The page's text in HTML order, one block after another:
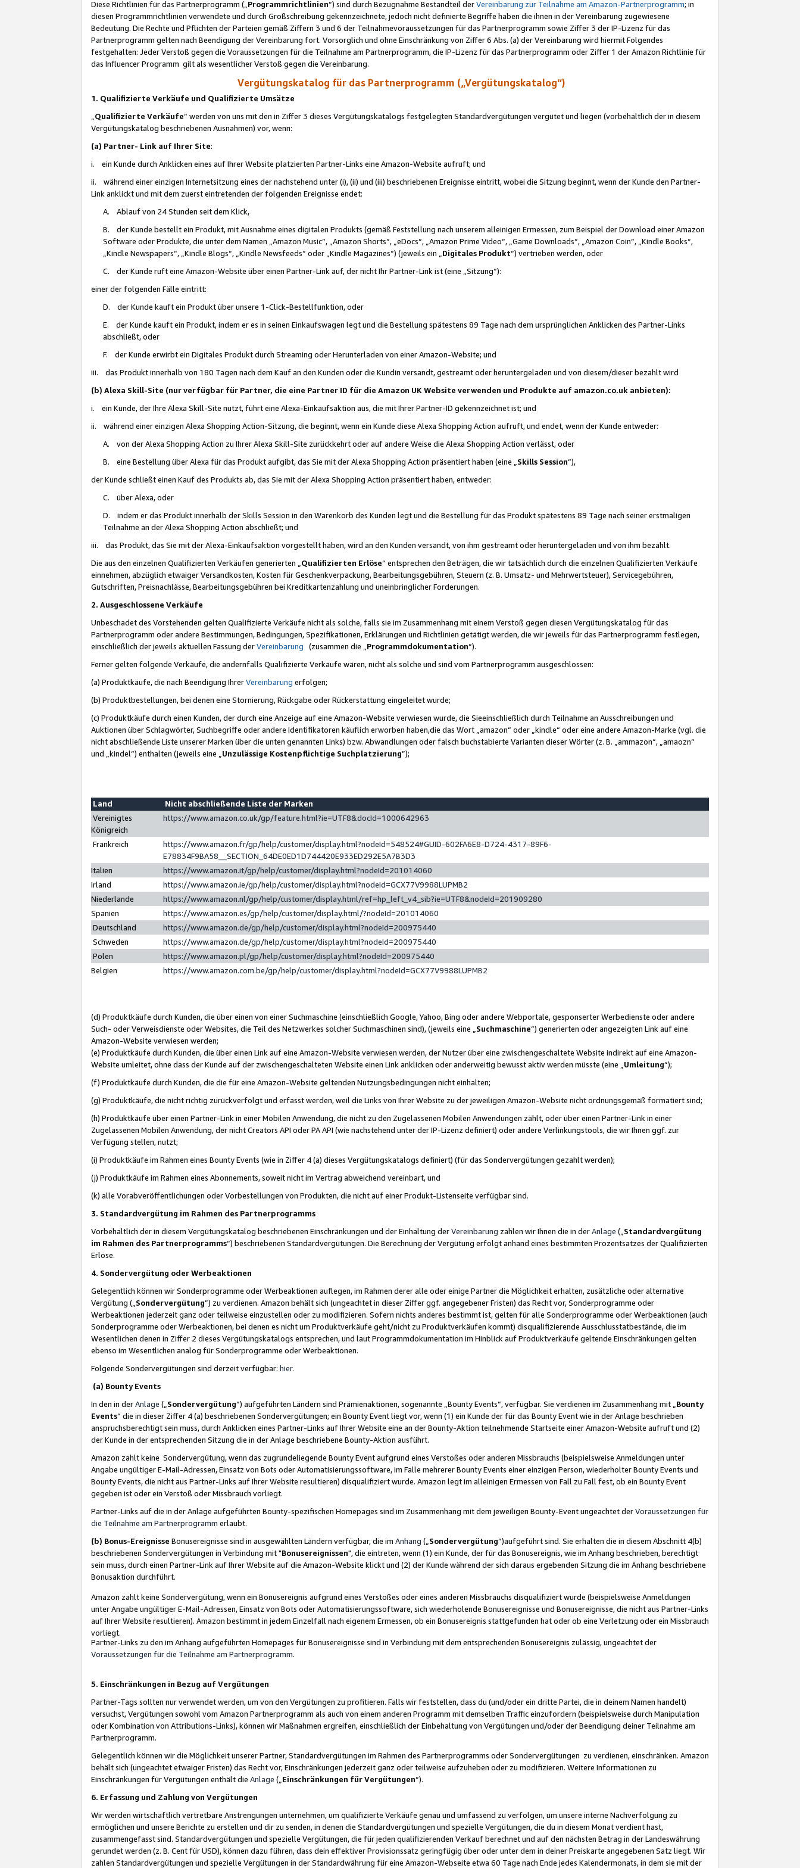
Diese Richtlinien für das Partnerprogramm („Programmrichtlinien“) sind durch Bezugnahme Bestandteil derVereinbarung zur Teilnahme am Amazon-Partnerprogramm; in
diesen Programmrichtlinien verwendete und durch Großschreibung gekennzeichnete, jedoch nicht definierte Begriffe haben die ihnen in der Vereinbarung zugewiesene
Bedeutung. Die Rechte und Pflichten der Parteien gemäß Ziffern 3 und 6 der Teilnahmevoraussetzungen für das Partnerprogramm sowie Ziffer 3 der IP-Lizenz für das
Partnerprogramm gelten nach Beendigung der Vereinbarung fort. Vorsorglich und ohne Einschränkung von Ziffer 6 Abs. (a) der Vereinbarung wird hiermit Folgendes
festgehalten: Jeder Verstoß gegen die Voraussetzungen für die Teilnahme am Partnerprogramm, die IP-Lizenz für das Partnerprogramm oder Ziffer 1 der Amazon Richtlinie für
das Influencer Programm gilt als wesentlicher Verstoß gegen die Vereinbarung.
Vergütungskatalog für das Partnerprogramm („Vergütungskatalog“)
1. Qualifizierte Verkäufe und Qualifizierte Umsätze
Qualifizierte Verkäufe“ werden von uns mit den in Ziffer 3 dieses Vergütungskatalogs festgelegten Standardvergütungen vergütet und liegen (vorbehaltlich der in diesem
Vergütungskatalog beschriebenen Ausnahmen) vor, wenn:
(a) Partner- Link auf Ihrer Site:
i. ein Kunde durch Anklicken eines auf Ihrer Website platzierten Partner-Links eine Amazon-Website aufruft; und
ii. während einer einzigen Internetsitzung eines der nachstehend unter (i), (ii) und (iii) beschriebenen Ereignisse eintritt, wobei die Sitzung beginnt, wenn der Kunde den Partner-
Link anklickt und mit dem zuerst eintretenden der folgenden Ereignisse endet:
A. Ablauf von 24 Stunden seit dem Klick,
B. der Kunde bestellt ein Produkt, mit Ausnahme eines digitalen Produkts (gemäß Feststellung nach unserem alleinigen Ermessen, zum Beispiel der Download einer Amazon
Software oder Produkte, die unter dem Namen „Amazon Music“, „Amazon Shorts“, „eDocs“, „Amazon Prime Video“, „Game Downloads“, „Amazon Coin“, „Kindle Books“,
„Kindle Newspapers“, „Kindle Blogs“, „Kindle Newsfeeds“ oder „Kindle Magazines“) (jeweils ein „ Digitales Produkt“) vertrieben werden, oder
C. der Kunde ruft eine Amazon-Website über einen Partner-Link auf, der nicht Ihr Partner-Link ist (eine „Sitzung“):
einer der folgenden Fälle eintritt:
D. der Kunde kauft ein Produkt über unsere 1-Click-Bestellfunktion, oder
E. der Kunde kauft ein Produkt, indem er es in seinen Einkaufswagen legt und die Bestellung spätestens 89 Tage nach dem ursprünglichen Anklicken des Partner-Links
abschließt, oder
F. der Kunde erwirbt ein Digitales Produkt durch Streaming oder Herunterladen von einer Amazon-Website; und
iii. das Produkt innerhalb von 180 Tagen nach dem Kauf an den Kunden oder die Kundin versandt, gestreamt oder heruntergeladen und von diesem/dieser bezahlt wird
(b) Alexa Skill-Site (nur verfügbar für Partner, die eine Partner ID für die Amazon UK Website verwenden und Produkte auf amazon.co.uk anbieten):
i. ein Kunde, der Ihre Alexa Skill-Site nutzt, führt eine Alexa-Einkaufsaktion aus, die mit Ihrer Partner-ID gekennzeichnet ist; und
ii. während einer einzigen Alexa Shopping Action-Sitzung, die beginnt, wenn ein Kunde diese Alexa Shopping Action aufruft, und endet, wenn der Kunde entweder:
A. von der Alexa Shopping Action zu Ihrer Alexa Skill-Site zurückkehrt oder auf andere Weise die Alexa Shopping Action verlässt, oder
B. eine Bestellung über Alexa für das Produkt aufgibt, das Sie mit der Alexa Shopping Action präsentiert haben (eine „ Skills Session“),
der Kunde schließt einen Kauf des Produkts ab, das Sie mit der Alexa Shopping Action präsentiert haben, entweder:
C. über Alexa, oder
D. indem er das Produkt innerhalb der Skills Session in den Warenkorb des Kunden legt und die Bestellung für das Produkt spätestens 89 Tage nach seiner erstmaligen
Teilnahme an der Alexa Shopping Action abschließt; und
iii. das Produkt, das Sie mit der Alexa-Einkaufsaktion vorgestellt haben, wird an den Kunden versandt, von ihm gestreamt oder heruntergeladen und von ihm bezahlt.
Die aus den einzelnen Qualifizierten Verkäufen generierten „ Qualifizierten Erlöse“ entsprechen den Beträgen, die wir tatsächlich durch die einzelnen Qualifizierten Verkäufe
einnehmen, abzüglich etwaiger Versandkosten, Kosten für Geschenkverpackung, Bearbeitungsgebühren, Steuern (z. B. Umsatz- und Mehrwertsteuer), Servicegebühren,
Gutschriften, Preisnachlässe, Bearbeitungsgebühren bei Kreditkartenzahlung und uneinbringlicher Forderungen.
2. Ausgeschlossene Verkäufe
Unbeschadet des Vorstehenden gelten Qualifizierte Verkäufe nicht als solche, falls sie im Zusammenhang mit einem Verstoß gegen diesen Vergütungskatalog für das
Partnerprogramm oder andere Bestimmungen, Bedingungen, Spezifikationen, Erklärungen und Richtlinien getätigt werden, die wir jeweils für das Partnerprogramm festlegen,
einschließlich der jeweils aktuellen Fassung derVereinbarung (zusammen die „ Programmdokumentation“).
Ferner gelten folgende Verkäufe, die andernfalls Qualifizierte Verkäufe wären, nicht als solche und sind vom Partnerprogramm ausgeschlossen:
(a) Produktkäufe, die nach Beendigung IhrerVereinbarung erfolgen;
(b) Produktbestellungen, bei denen eine Stornierung, Rückgabe oder Rückerstattung eingeleitet wurde;
(c) Produktkäufe durch einen Kunden, der durch eine Anzeige auf eine Amazon-Website verwiesen wurde, die Sieeinschließlich durch Teilnahme an Ausschreibungen und
Auktionen über Schlagwörter, Suchbegriffe oder andere Identifikatoren käuflich erworben haben,die das Wort „amazon“ oder „kindle“ oder eine andere Amazon-Marke (vgl. die
nicht abschließende Liste unserer Marken über die unten genannten Links) bzw. Abwandlungen oder falsch buchstabierte Varianten dieser Wörter (z. B. „ammazon“, „amaozn“
und „kindel“) enthalten (jeweils eine „ Unzulässige Kostenpflichtige Suchplatzierung”);
Land
Nicht abschließende Liste der Marken
Vereinigtes
Königreich
https://www.amazon.co.uk/gp/feature.html?ie=UTF8&docId=1000642963
Frankreich
https://www.amazon.fr/gp/help/customer/display.html?nodeId=548524#GUID-602FA6E8-D724-4317-89F6-
E78834F9BA58__SECTION_64DE0ED1D744420E933ED292E5A7B3D3
Italien
https://www.amazon.it/gp/help/customer/display.html?nodeId=201014060
Irland
https://www.amazon.ie/gp/help/customer/display.html?nodeId=GCX77V9988LUPMB2
Niederlande
https://www.amazon.nl/gp/help/customer/display.html/ref=hp_left_v4_sib?ie=UTF8&nodeId=201909280
Spanien
https://www.amazon.es/gp/help/customer/display.html/?nodeId=201014060
Deutschland
https://www.amazon.de/gp/help/customer/display.html?nodeId=200975440
Schweden
https://www.amazon.de/gp/help/customer/display.html?nodeId=200975440
Polen
https://www.amazon.pl/gp/help/customer/display.html?nodeId=200975440
Belgien
https://www.amazon.com.be/gp/help/customer/display.html?nodeId=GCX77V9988LUPMB2
(d) Produktkäufe durch Kunden, die über einen von einer Suchmaschine (einschließlich Google, Yahoo, Bing oder andere Webportale, gesponserter Werbedienste oder andere
Such- oder Verweisdienste oder Websites, die Teil des Netzwerkes solcher Suchmaschinen sind), (jeweils eine „ Suchmaschine“) generierten oder angezeigten Link auf eine
Amazon-Website verwiesen werden;
(e) Produktkäufe durch Kunden, die über einen Link auf eine Amazon-Website verwiesen werden, der Nutzer über eine zwischengeschaltete Website indirekt auf eine Amazon-
Website umleitet, ohne dass der Kunde auf der zwischengeschalteten Website einen Link anklicken oder anderweitig bewusst aktiv werden müsste (eine „ Umleitung“);
(f) Produktkäufe durch Kunden, die die für eine Amazon-Website geltenden Nutzungsbedingungen nicht einhalten;
(g) Produktkäufe, die nicht richtig zurückverfolgt und erfasst werden, weil die Links von Ihrer Website zu der jeweiligen Amazon-Website nicht ordnungsgemäß formatiert sind;
(h) Produktkäufe über einen Partner-Link in einer Mobilen Anwendung, die nicht zu den Zugelassenen Mobilen Anwendungen zählt, oder über einen Partner-Link in einer
Zugelassenen Mobilen Anwendung, der nicht Creators API oder PA API (wie nachstehend unter der IP-Lizenz definiert) oder andere Verlinkungstools, die wir Ihnen ggf. zur
Verfügung stellen, nutzt;
(i) Produktkäufe im Rahmen eines Bounty Events (wie in Ziffer 4 (a) dieses Vergütungskatalogs definiert) (für das Sondervergütungen gezahlt werden);
(j) Produktkäufe im Rahmen eines Abonnements, soweit nicht im Vertrag abweichend vereinbart, und
(k) alle Vorabveröffentlichungen oder Vorbestellungen von Produkten, die nicht auf einer Produkt-Listenseite verfügbar sind.
3. Standardvergütung im Rahmen des Partnerprogramms
Vorbehaltlich der in diesem Vergütungskatalog beschriebenen Einschränkungen und der Einhaltung derVereinbarung zahlen wir Ihnen die in derAnlage („ Standardvergütung
im Rahmen des Partnerprogramms“) beschriebenen Standardvergütungen. Die Berechnung der Vergütung erfolgt anhand eines bestimmten Prozentsatzes der Qualifizierten
Erlöse.
4. Sondervergütung oder Werbeaktionen
Gelegentlich können wir Sonderprogramme oder Werbeaktionen auflegen, im Rahmen derer alle oder einige Partner die Möglichkeit erhalten, zusätzliche oder alternative
Vergütung („ Sondervergütung”) zu verdienen. Amazon behält sich (ungeachtet in dieser Ziffer ggf. angegebener Fristen) das Recht vor, Sonderprogramme oder
Werbeaktionen jederzeit ganz oder teilweise einzustellen oder zu modifizieren. Sofern nichts anderes bestimmt ist, gelten für alle Sonderprogramme oder Werbeaktionen (auch
Sonderprogramme oder Werbeaktionen, bei denen es nicht um Produktverkäufe geht/nicht zu Produktverkäufen kommt) disqualifizierende Ausschlusstatbestände, die im
Wesentlichen denen in Ziffer 2 dieses Vergütungskatalogs entsprechen, und laut Programmdokumentation im Hinblick auf Produktverkäufe geltende Einschränkungen gelten
ebenso im Wesentlichen analog für Sonderprogramme oder Werbeaktionen.
Folgende Sondervergütungen sind derzeit verfügbar: hier.
(a) Bounty Events
In den in derAnlage („ Sondervergütung“) aufgeführten Ländern sind Prämienaktionen, sogenannte „Bounty Events“, verfügbar. Sie verdienen im Zusammenhang mit „ Bounty
Events“ die in dieser Ziffer 4 (a) beschriebenen Sondervergütungen; ein Bounty Event liegt vor, wenn (1) ein Kunde der für das Bounty Event wie in der Anlage beschrieben
anspruchsberechtigt sein muss, durch Anklicken eines Partner-Links auf Ihrer Website eine an der Bounty-Aktion teilnehmende Startseite einer Amazon-Website aufruft und (2)
der Kunde in der entsprechenden Sitzung die in der Anlage beschriebene Bounty-Aktion ausführt.
Amazon zahlt keine Sondervergütung, wenn das zugrundeliegende Bounty Event aufgrund eines Verstoßes oder anderen Missbrauchs (beispielsweise Anmeldungen unter
Angabe ungültiger E-Mail-Adressen, Einsatz von Bots oder Automatisierungssoftware, im Falle mehrerer Bounty Events einer einzigen Person, wiederholter Bounty Events und
Bounty Events, die nicht aus Partner-Links auf Ihrer Website resultieren) disqualifiziert wurde. Amazon legt im alleinigen Ermessen von Fall zu Fall fest, ob ein Bounty Event
gegeben ist oder ein Verstoß oder Missbrauch vorliegt.
Partner-Links auf die in der Anlage aufgeführten Bounty-spezifischen Homepages sind im Zusammenhang mit dem jeweiligen Bounty-Event ungeachtet derVoraussetzungen für
die Teilnahme am Partnerprogramm erlaubt.
(b) Bonus-Ereignisse Bonusereignisse sind in ausgewählten Ländern verfügbar, die im Anhang („ Sondervergütung“)aufgeführt sind. Sie erhalten die in diesem Abschnitt 4(b)
beschriebenen Sondervergütungen in Verbindung mit "Bonusereignissen", die eintreten, wenn (1) ein Kunde, der für das Bonusereignis, wie im Anhang beschrieben, berechtigt
sein muss, durch einen Partner-Link auf Ihrer Website auf die Amazon-Website klickt und (2) der Kunde während der sich daraus ergebenden Sitzung die im Anhang beschriebene
Bonusaktion durchführt.
Amazon zahlt keine Sondervergütung, wenn ein Bonusereignis aufgrund eines Verstoßes oder eines anderen Missbrauchs disqualifiziert wurde (beispielsweise Anmeldungen
unter Angabe ungültiger E-Mail-Adressen, Einsatz von Bots oder Automatisierungssoftware, sich wiederholende Bonusereignisse und Bonusereignisse, die nicht aus Partner-Links
auf Ihrer Website resultieren). Amazon bestimmt in jedem Einzelfall nach eigenem Ermessen, ob ein Bonusereignis stattgefunden hat oder ob eine Verletzung oder ein Missbrauch
vorliegt.
Partner-Links zu den im Anhang aufgeführten Homepages für Bonusereignisse sind in Verbindung mit dem entsprechenden Bonusereignis zulässig, ungeachtet der
Voraussetzungen für die Teilnahme am Partnerprogramm.
5. Einschränkungen in Bezug auf Vergütungen
Partner-Tags sollten nur verwendet werden, um von den Vergütungen zu profitieren. Falls wir feststellen, dass du (und/oder ein dritte Partei, die in deinem Namen handelt)
versuchst, Vergütungen sowohl vom Amazon Partnerprogramm als auch von einem anderen Programm mit demselben Traffic einzufordern (beispielsweise durch Manipulation
oder Kombination von Attributions-Links), können wir Maßnahmen ergreifen, einschließlich der Einbehaltung von Vergütungen und/oder der Beendigung deiner Teilnahme am
Partnerprogramm.
Gelegentlich können wir die Möglichkeit unserer Partner, Standardvergütungen im Rahmen des Partnerprogramms oder Sondervergütungen zu verdienen, einschränken. Amazon
behält sich (ungeachtet etwaiger Fristen) das Recht vor, Einschränkungen jederzeit ganz oder teilweise aufzuheben oder zu modifizieren. Weitere Informationen zu
Einschränkungen für Vergütungen enthält die Anlage („ Einschränkungen für Vergütungen“).
6. Erfassung und Zahlung von Vergütungen
Wir werden wirtschaftlich vertretbare Anstrengungen unternehmen, um qualifizierte Verkäufe genau und umfassend zu verfolgen, um unsere interne Nachverfolgung zu
ermöglichen und unsere Berichte zu erstellen und dir zu senden, in denen die Standardvergütungen und spezielle Vergütungen, die du in diesem Monat verdient hast,
zusammengefasst sind. Standardvergütungen und spezielle Vergütungen, die für jeden qualifizierenden Verkauf berechnet und auf den nächsten Betrag in der Landeswährung
gerundet werden (z. B. Cent für USD), können dazu führen, dass dein effektiver Provisionssatz geringfügig über oder unter dem in deiner Preiskarte angegebenen Satz liegt. Wir
zahlen Standardvergütungen und spezielle Vergütungen in der Standardwährung für eine Amazon-Webseite etwa 60 Tage nach Ende jedes Kalendermonats, in dem sie mit der